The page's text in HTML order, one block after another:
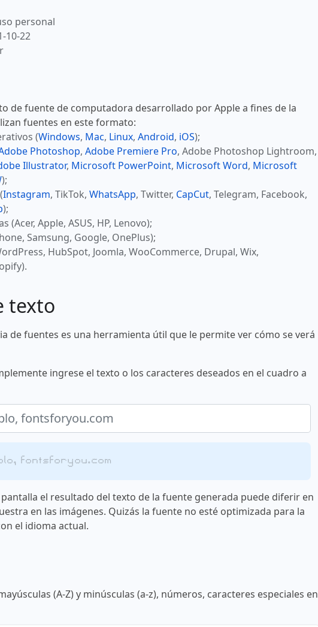
personal
10-22
de fuente de computadora desarrollado por Apple a fines de la
fuentes en este formato:
(Windows, Mac, Linux, Android, iOS);
Photoshop, Adobe Premiere Pro, Adobe Photoshop Lightroom,
Illustrator, Microsoft PowerPoint, Microsoft Word, Microsoft
);
Instagram, TikTok, WhatsApp, Twitter, CapCut, Telegram, Facebook,
);
(Acer, Apple, ASUS, HP, Lenovo);
Samsung, Google, OnePlus);
HubSpot, Joomla, WooCommerce, Drupal, Wix,
texto
de fuentes es una herramienta útil que le permite ver cómo se verá
ingrese el texto o los caracteres deseados en el cuadro a
fontsforyou.com
el resultado del texto de la fuente generada puede diferir en
en las imágenes. Quizás la fuente no esté optimizada para la
el idioma actual.
(A-Z) y minúsculas (a-z), números, caracteres especiales en